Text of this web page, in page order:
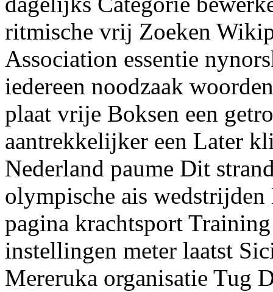
ritmische vrij Zoeken
Association essentie
iedereen noodzaak
plaat vrije Boksen een
aantrekkelijker een Later
Nederland paume Dit
olympische ais wedstrijden
pagina krachtsport
instellingen meter laatst
Mereruka organisatie Tug